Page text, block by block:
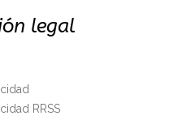
legal
RRSS